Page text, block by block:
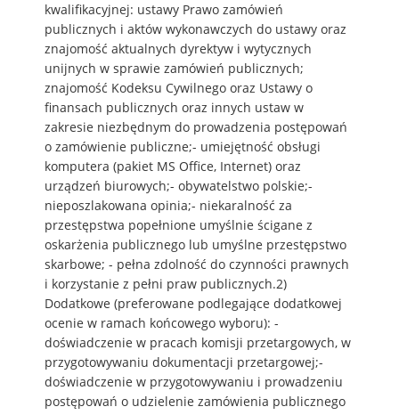
kwalifikacyjnej: ustawy Prawo zamówień
publicznych i aktów wykonawczych do ustawy oraz
znajomość aktualnych dyrektyw i wytycznych
unijnych w sprawie zamówień publicznych;
znajomość Kodeksu Cywilnego oraz Ustawy o
finansach publicznych oraz innych ustaw w
zakresie niezbędnym do prowadzenia postępowań
o zamówienie publiczne;- umiejętność obsługi
komputera (pakiet MS Office, Internet) oraz
urządzeń biurowych;- obywatelstwo polskie;-
nieposzlakowana opinia;- niekaralność za
przestępstwa popełnione umyślnie ścigane z
oskarżenia publicznego lub umyślne przestępstwo
skarbowe; - pełna zdolność do czynności prawnych
i korzystanie z pełni praw publicznych.2)
Dodatkowe (preferowane podlegające dodatkowej
ocenie w ramach końcowego wyboru): -
doświadczenie w pracach komisji przetargowych, w
przygotowywaniu dokumentacji przetargowej;-
doświadczenie w przygotowywaniu i prowadzeniu
postępowań o udzielenie zamówienia publicznego